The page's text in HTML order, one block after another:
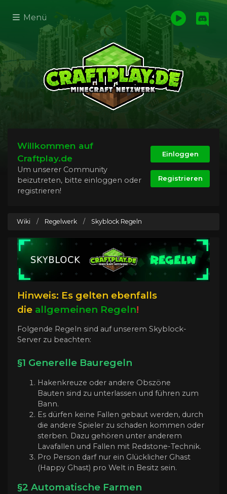
Menü
Willkommen auf
Craftplay.de
Um unserer Community
beizutreten, bitte einloggen oder
registrieren!
Einloggen
Registrieren
Wiki / Regelwerk / Skyblock Regeln
Hinweis: Es gelten ebenfalls
die allgemeinen Regeln!
Folgende Regeln sind auf unserem Skyblock-
Server zu beachten:
§1 Generelle Bauregeln
Hakenkreuze oder andere Obszöne
Bauten sind zu unterlassen und führen zum
Bann.
Es dürfen keine Fallen gebaut werden, durch
die andere Spieler zu schaden kommen oder
sterben. Dazu gehören unter anderem
Lavafallen und Fallen mit Redstone-Technik.
Pro Person darf nur ein Glücklicher Ghast
(Happy Ghast) pro Welt in Besitz sein.
§2 Automatische Farmen